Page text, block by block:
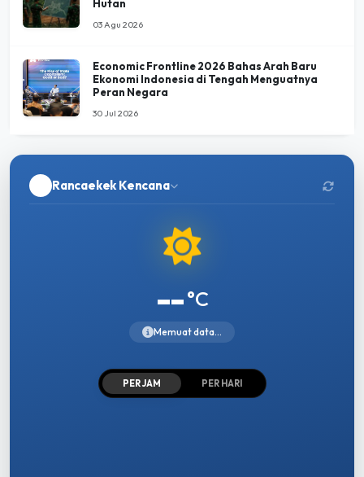
Hutan
03 Agu 2026
Economic Frontline 2026 Bahas Arah Baru
Ekonomi Indonesia di Tengah Menguatnya
Peran Negara
30 Jul 2026
Rancaekek Kencana
--°C
Memuat data...
PER JAM PER HARI